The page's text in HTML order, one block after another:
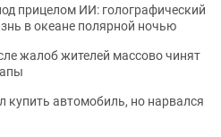
прицелом ИИ: голографический
в океане полярной ночью
жалоб жителей массово чинят
купить автомобиль, но нарвался